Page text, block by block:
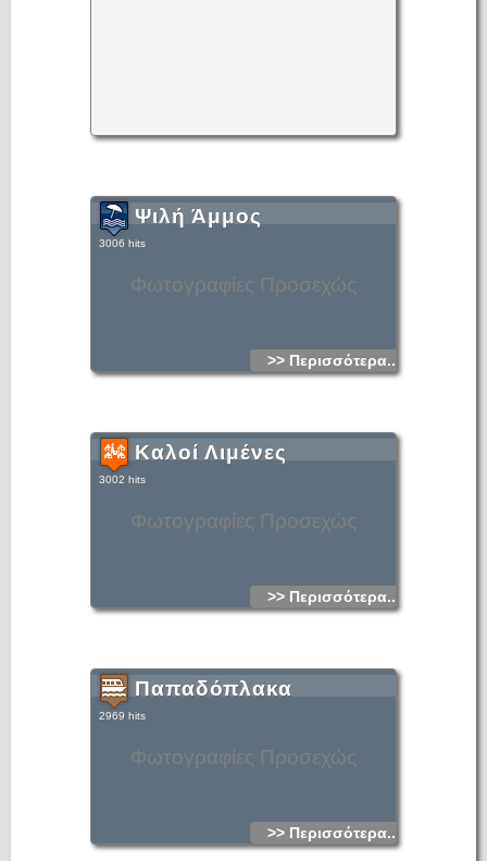
Φωτογραφίες Προσεχώς
Ψιλή Άμμος
3006 hits
>> Περισσότερα...
Φωτογραφίες Προσεχώς
Καλοί Λιμένες
3002 hits
>> Περισσότερα...
Φωτογραφίες Προσεχώς
Παπαδόπλακα
2969 hits
>> Περισσότερα...